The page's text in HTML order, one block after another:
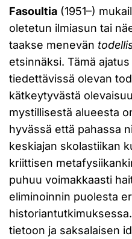
Fasoultia (1951–)
oletetun ilmiasun tai
taakse menevän
etsinnäksi. Tämä
tiedettävissä olevan
kätkeytyvästä
mystillisestä alueesta
hyvässä että pahassa
keskiajan skolastiikan
kriittisen
puhuu voimakkaasti
eliminoinnin puolesta
tietoon ja saksalaisen